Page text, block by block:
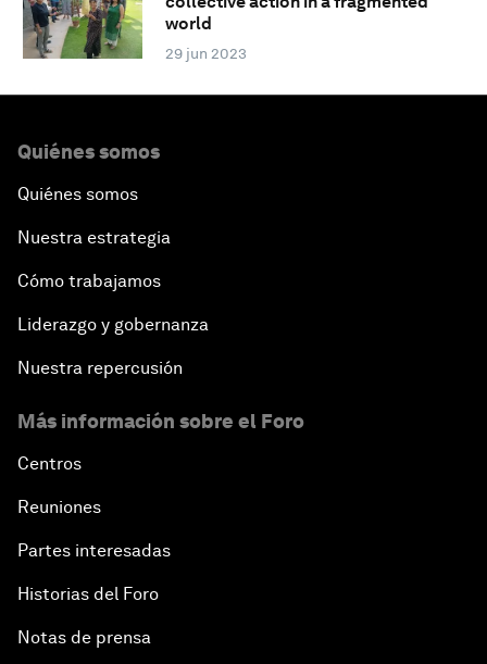
world
29 jun 2023
Quiénes somos
Quiénes somos
Nuestra estrategia
Cómo trabajamos
Liderazgo y gobernanza
Nuestra repercusión
Más información sobre el Foro
Centros
Reuniones
Partes interesadas
Historias del Foro
Notas de prensa